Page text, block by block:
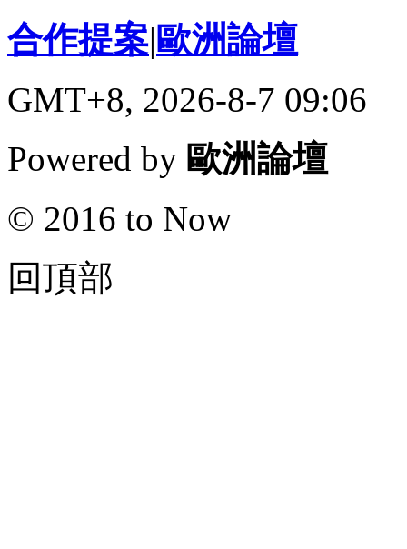
合作提案|歐洲論壇
GMT+8, 2026-8-7 09:06
Powered by 歐洲論壇
© 2016 to Now
回頂部